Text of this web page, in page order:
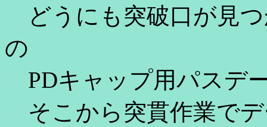
どうにも突破口が見
の
PDキャップ用パスデ
そこから突貫作業で